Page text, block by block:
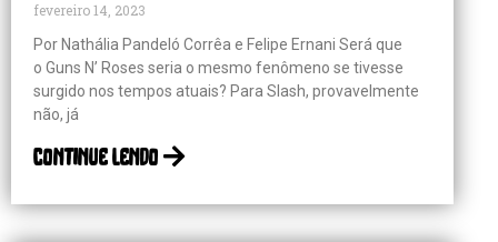
fevereiro 14, 2023
Por Nathália Pandeló Corrêa e Felipe Ernani Será que
o Guns N’ Roses seria o mesmo fenômeno se tivesse
surgido nos tempos atuais? Para Slash, provavelmente
não, já
continue lendo